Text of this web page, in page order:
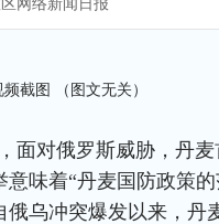
网络新闻日报
截图 （图文无关）
面对俄罗斯威胁，丹
意味着“丹麦国防政策
俄乌冲突爆发以来，丹